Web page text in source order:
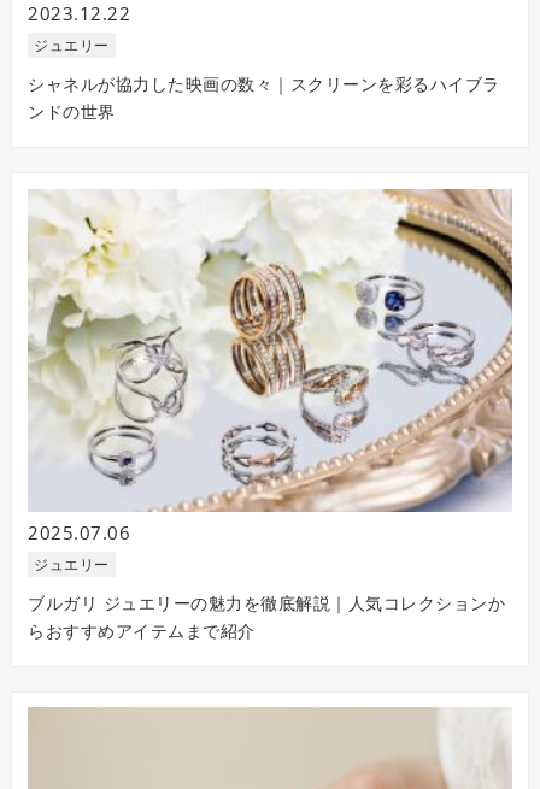
2023.12.22
ジュエリー
シャネルが協力した映画の数々｜スクリーンを彩るハイブラ
ンドの世界
2025.07.06
ジュエリー
ブルガリ ジュエリーの魅力を徹底解説｜人気コレクションか
らおすすめアイテムまで紹介